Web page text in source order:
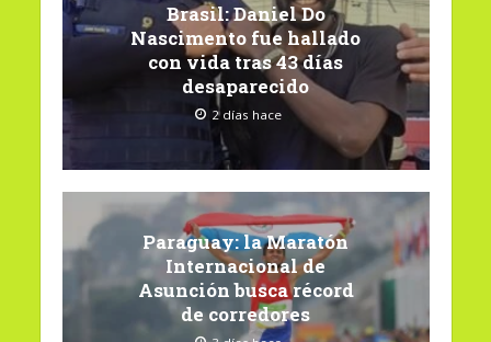
Brasil: Daniel Do
Nascimento fue hallado
con vida tras 43 días
desaparecido
2 días hace
Paraguay: la Maratón
Internacional de
Asunción busca récord
de corredores